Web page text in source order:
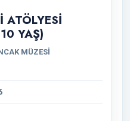
ATÖLYESİ
YAŞ)
MÜZESİ